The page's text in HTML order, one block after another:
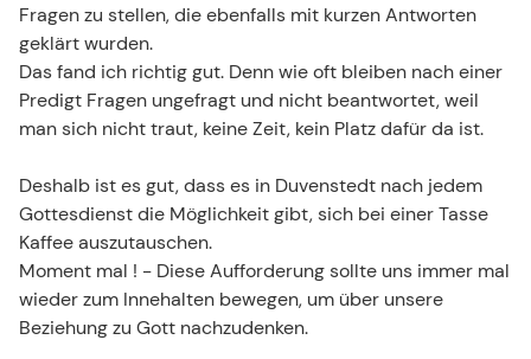
Fragen zu stellen, die ebenfalls mit kurzen Antworten
geklärt wurden.
Das fand ich richtig gut. Denn wie oft bleiben nach einer
Predigt Fragen ungefragt und nicht beantwortet, weil
man sich nicht traut, keine Zeit, kein Platz dafür da ist.
Deshalb ist es gut, dass es in Duvenstedt nach jedem
Gottesdienst die Möglichkeit gibt, sich bei einer Tasse
Kaffee auszutauschen.
Moment mal ! - Diese Aufforderung sollte uns immer mal
wieder zum Innehalten bewegen, um über unsere
Beziehung zu Gott nachzudenken.